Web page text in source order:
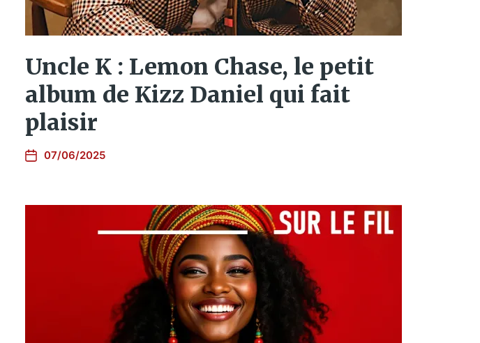
Uncle K : Lemon Chase, le petit
album de Kizz Daniel qui fait
plaisir
07/06/2025